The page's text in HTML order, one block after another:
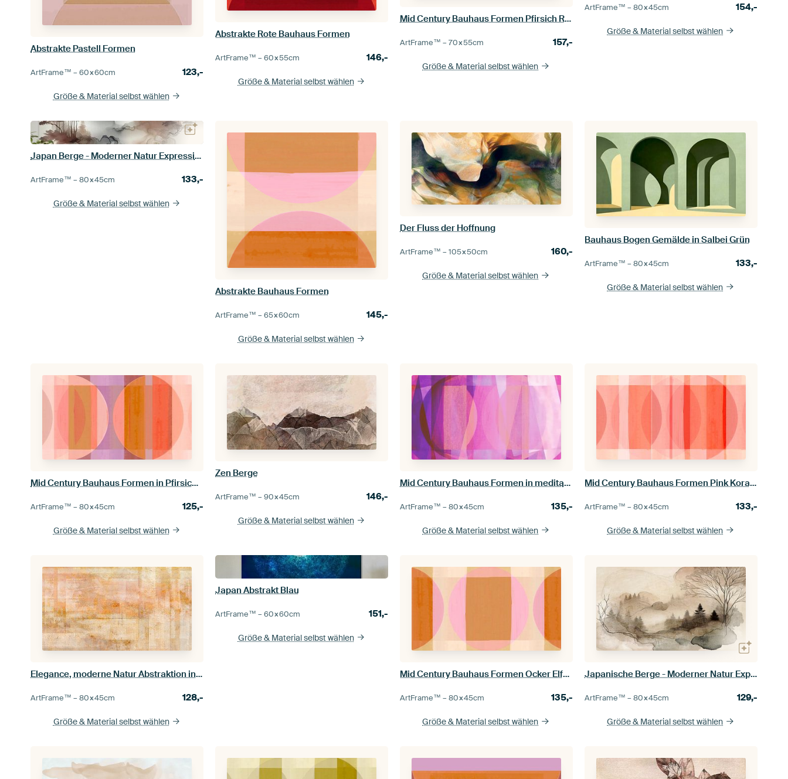
Abstrakte Pastell Formen
ArtFrame™ –60×60cm 123,-
Größe & Material selbst wählen
Abstrakte Rote Bauhaus Formen
ArtFrame™ –60×55cm 146,-
Größe & Material selbst wählen
Mid Century Bauhaus Formen Pfirsich Rosa II
ArtFrame™ –70×55cm 157,-
Größe & Material selbst wählen
ArtFrame™ –80×45cm 154,-
Größe & Material selbst wählen
Japan Berge - Moderner Natur Expressionist
ArtFrame™ –80×45cm 133,-
Größe & Material selbst wählen
Abstrakte Bauhaus Formen
ArtFrame™ –65×60cm 145,-
Größe & Material selbst wählen
Der Fluss der Hoffnung
ArtFrame™ –105×50cm 160,-
Größe & Material selbst wählen
Bauhaus Bogen Gemälde in Salbei Grün
ArtFrame™ –80×45cm 133,-
Größe & Material selbst wählen
Mid Century Bauhaus Formen in Pfirsich Korallen Rot Mauve
ArtFrame™ –80×45cm 125,-
Größe & Material selbst wählen
Zen Berge
ArtFrame™ –90×45cm 146,-
Größe & Material selbst wählen
Mid Century Bauhaus Formen in meditativen Pink Farben
ArtFrame™ –80×45cm 135,-
Größe & Material selbst wählen
Mid Century Bauhaus Formen Pink Korallen Rot Pfirsich Elfenbein
ArtFrame™ –80×45cm 133,-
Größe & Material selbst wählen
Elegance, moderne Natur Abstraktion in sanften Elfenbein Kupfer Farben
ArtFrame™ –80×45cm 128,-
Größe & Material selbst wählen
Japan Abstrakt Blau
ArtFrame™ –60×60cm 151,-
Größe & Material selbst wählen
Mid Century Bauhaus Formen Ocker Elfenbein Beige Blush
ArtFrame™ –80×45cm 135,-
Größe & Material selbst wählen
Japanische Berge - Moderner Natur Expressionist
ArtFrame™ –80×45cm 129,-
Größe & Material selbst wählen